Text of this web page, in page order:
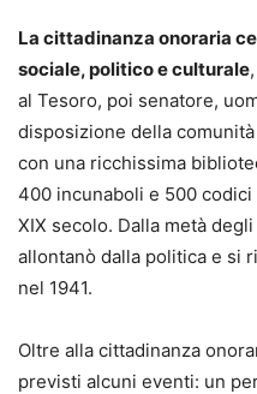
La cittadinanza onoraria
sociale, politico e culturale
al Tesoro, poi senatore,
disposizione della
con una ricchissima
400 incunaboli e 500
XIX secolo. Dalla metà
allontanò dalla politica e si
nel 1941.
Oltre alla cittadinanza
previsti alcuni eventi: un